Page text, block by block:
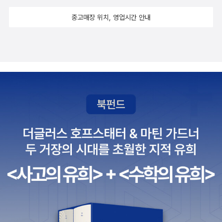
것에 대해서 오판해서(아인슈타인은 정적인 우주를 지지했었다) 자
올라가면 이 은하 A는 지구 바로 옆에 와 있을 것이다. 마찬가지로 지
때, R/v만큼 시간을 거슬러 올라가면 은하 B도 우리 지구 바로 옆에
와 있어야 한다. 응? 알아챘는가? 허블의 법칙은 본질적으로 옛날 언
한다. 즉, 삼라만상이 한 점에 모이는 '대폭발'의 순간이 있었다는 것
물론 그렇게 추론해본 빅뱅의 시점을 기준으로 계산해본 우주의 나이
보다 더 나이가 많은 행성도 있는 등 아직 다 밝혀지지 않은 부분들이
잡는 불안함 때문일지도… 열심히 검색해서 이런저런 예상 상황 전해
아이러니컬하게도 이론은 필요없다고 주장한 나카무라 슈지도 led
준다. 나는 티비와 아인슈타인은 전혀 관련이 없는 줄 알았는데, 이 책
을 보고 티비 또한 아인슈타인의 이론이 바탕이 되었다는 것을 알았
먹음)는 아인슈타인이 1905년 발표한 논문중 하나인 복사와 빛의 에
너지적 속성을 다룬 광자 이론인 첫 번째 논문을 어렵게 구해, 읽고 되
풀이해서 읽고 만든 텔레비젼이 바로 20세기 초 최초의 텔레비젼이
라고 인정받았다는 것이다. 하나의 이론이 정립되고, 그 이론이 기술
그 연결이 성공할 수도 혹은 실패할 수도 있다고 본다. 아인슈타인의
gated 않고, 취소되지dropped 않은, 유보된다deferred.p 107 자
134 게으른 선택p 146 즉 자아 인식이 자기 조절을 돕기 때문에 ‘진
모니터링하는 기능이 줄어드는 것이라는 사실을 밝혀냈다.p 151 수
량화한 자아quantified selfp 155 지금까지 이룬 일에 중점을 둘 것
인가, 아니면 해야 할 일에 중점을 둘 것인가? 물론 이에 대한 단순하
고 보편적인 답은 있을 수 없다.p 157 견고한 심리학적 원칙 즉 ‘공공
정보는 개인적인 정보보다 효과적이다.’p 167 의지력 훈력/p 169 예
상외로 가장 훌륭한 결과는 올바른 자세를 연습한 집단에서 나왔다./
자기 절제에서는 두 가지 종류의 힘을 구별해야 한다는 중요한 사실
는 것이다./p 171 또 다른 훈련 전략은 언어 습관을 바꾸는 것이다.p
장 인기있는 작가,라고 했던가? 빅토르 펠레빈의 작품은 '오몬 라'를
궁금해지는 것은 사실이다. 지나가버린 과거의 역사에서 '만일'이라는
에도 불구하고 나는 그런 생각을 해보지는 않는다. 하지만 가끔 저 인
간이 없었다면! 저 인간의 실체를 모두가 알았다면!! 하는 생각이 간절
을 생각할 수 있다는 걸 깨달을 때가 있다.
중고매장 위치, 영업시간 안내